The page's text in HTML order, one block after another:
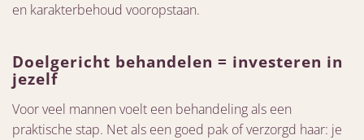
en karakterbehoud vooropstaan.
Doelgericht behandelen = investeren in
jezelf
Voor veel mannen voelt een behandeling als een
praktische stap. Net als een goed pak of verzorgd haar: je